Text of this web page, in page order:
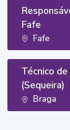
Fafe
Fafe
Técnico
(Sequeira)
Braga